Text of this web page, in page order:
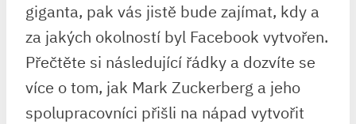
giganta, pak vás jistě bude zajímat, kdy a
za jakých okolností byl Facebook vytvořen.
Přečtěte si následující řádky a dozvíte se
více o tom, jak Mark Zuckerberg a jeho
spolupracovníci přišli na nápad vytvořit